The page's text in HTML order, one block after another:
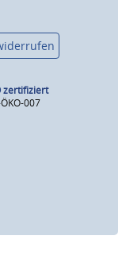
zertifiziert
007